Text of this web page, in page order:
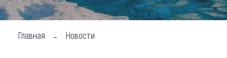
Чем заняться
Где остановиться
Главная Новости